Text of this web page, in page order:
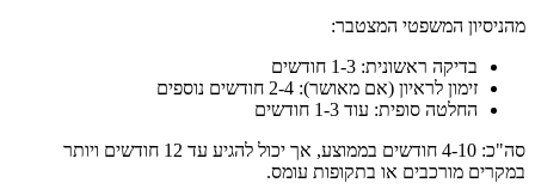
מהניסיון המשפטי המצטבר:
בדיקה ראשונית: 1-3 חודשים
זימון לראיון (אם מאושר): 2-4 חודשים נוספים
החלטה סופית: עוד 1-3 חודשים
סה"כ: 4-10 חודשים בממוצע, אך יכול להגיע עד 12 חודשים ויותר
במקרים מורכבים או בתקופות עומס.